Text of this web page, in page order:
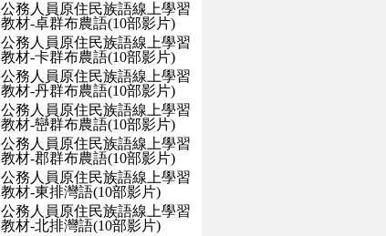
公務人員原住民族語線上學習
教材-卓群布農語(10部影片)
公務人員原住民族語線上學習
教材-卡群布農語(10部影片)
公務人員原住民族語線上學習
教材-丹群布農語(10部影片)
公務人員原住民族語線上學習
教材-巒群布農語(10部影片)
公務人員原住民族語線上學習
教材-郡群布農語(10部影片)
公務人員原住民族語線上學習
教材-東排灣語(10部影片)
公務人員原住民族語線上學習
教材-北排灣語(10部影片)